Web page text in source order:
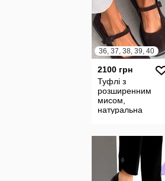
36, 37, 38, 39, 40
2100 грн
Туфлі з
розширенним
мисом,
натуральна